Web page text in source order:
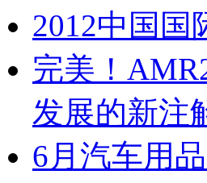
2012中国国
完美！
发展的新注
6月汽车用